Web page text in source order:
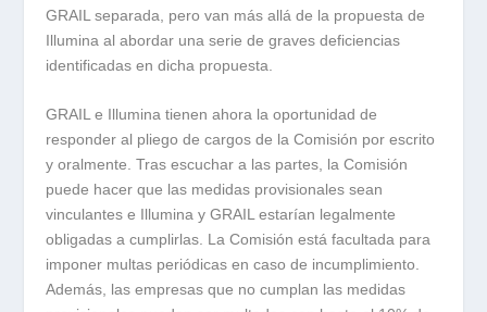
GRAIL separada, pero van más allá de la propuesta de
Illumina al abordar una serie de graves deficiencias
identificadas en dicha propuesta.
GRAIL e Illumina tienen ahora la oportunidad de
responder al pliego de cargos de la Comisión por escrito
y oralmente. Tras escuchar a las partes, la Comisión
puede hacer que las medidas provisionales sean
vinculantes e Illumina y GRAIL estarían legalmente
obligadas a cumplirlas. La Comisión está facultada para
imponer multas periódicas en caso de incumplimiento.
Además, las empresas que no cumplan las medidas